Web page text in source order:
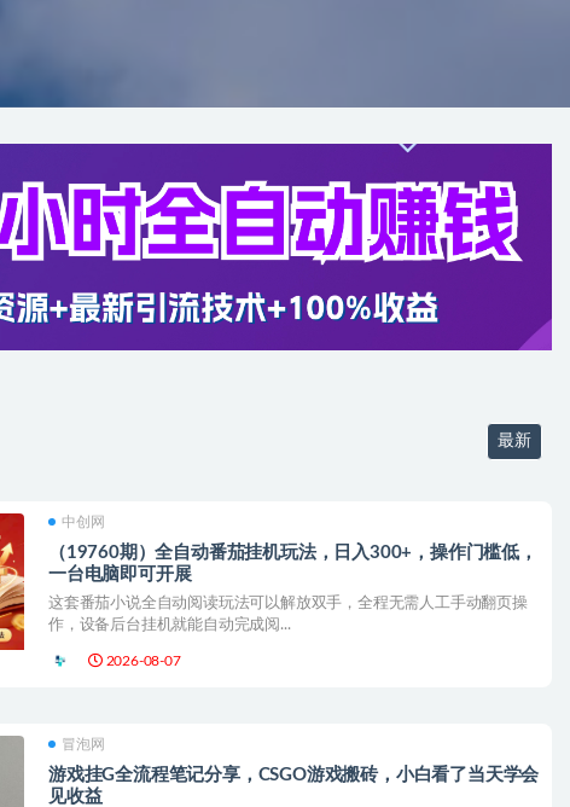
最新
中创网
（19760期）全自动番茄挂机玩法，日入300+，操作门槛低，
一台电脑即可开展
这套番茄小说全自动阅读玩法可以解放双手，全程无需人工手动翻页操
作，设备后台挂机就能自动完成阅...
2026-08-07
冒泡网
游戏挂G全流程笔记分享，CSGO游戏搬砖，小白看了当天学会
见收益